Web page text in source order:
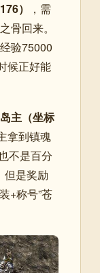
）
，需
骨回来。
验75000
候正好能
主（坐标
拿到镇魂
不是百分
但是奖励
+称号”苍